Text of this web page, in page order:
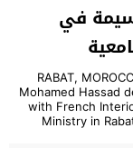
في